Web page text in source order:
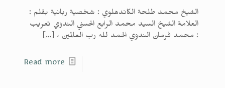
الشيخ محمد طلحة الكاندهلوي : شخصية ربانية بقلم :
العلامة الشيخ السيد محمد الرابع الحسني الندوي تعريب
: محمد فرمان الندوي الحمد لله رب العالمين ، […]
Read more